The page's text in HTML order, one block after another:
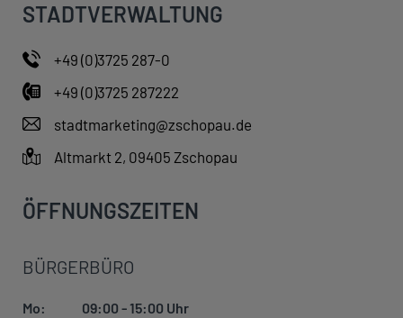
STADTVERWALTUNG
+49 (0)3725 287-0
+49 (0)3725 287222
stadtmarketing@zschopau.de
Altmarkt 2, 09405 Zschopau
ÖFFNUNGSZEITEN
BÜRGERBÜRO
Mo:
09:00 - 15:00 Uhr